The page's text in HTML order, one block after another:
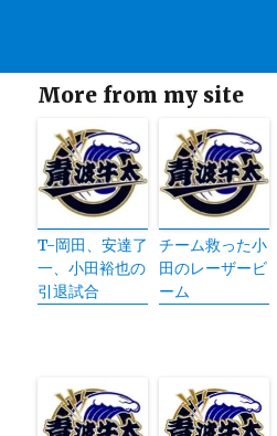
More from my site
T-岡田、安達了
一、小田裕也の
引退試合
チーム救った小
田のレーザービ
ーム